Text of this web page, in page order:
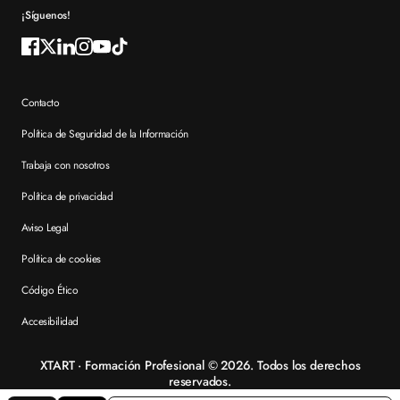
¡Síguenos!
Contacto
Política de Seguridad de la Información
Trabaja con nosotros
Política de privacidad
Aviso Legal
Política de cookies
Código Ético
Accesibilidad
XTART · Formación Profesional © 2026. Todos los derechos
reservados.